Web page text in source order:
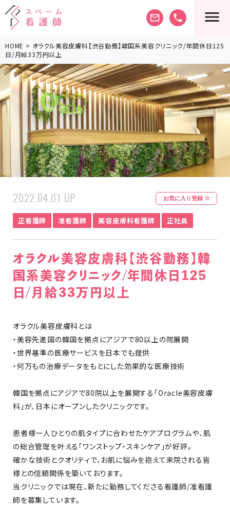
mail_outline phone
HOME > オラクル美容皮膚科【渋谷勤務】韓国系美容クリニック/年間休日125
日/月給33万円以上
お気に入り登録
2022.04.01 UP
正看護師 准看護師 美容皮膚科看護師 正社員
オラクル美容皮膚科【渋谷勤務】韓
国系美容クリニック/年間休日125
日/月給33万円以上
オラクル美容皮膚科とは
・美容先進国の韓国を拠点にアジアで80以上の院展開
・世界基準の医療サービスを日本でも提供
・何万もの治療データをもとにした効果的な医療技術
韓国を拠点にアジアで80院以上を展開する「Oracle美容皮膚
科」が、日本にオープンしたクリニックです。
患者様一人ひとりの肌タイプに合わせたケアプログラムや、肌
の総合管理を叶える「ワンストップ・スキンケア」が好評。
確かな技術とクオリティで、お肌に悩みを抱えて来院される皆
様との信頼関係を築いております。
当クリニックでは現在、新たに勤務してくださる看護師/准看護
師を募集しています。